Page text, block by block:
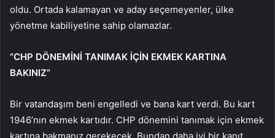
oldu. Ortada kalamayan ve aday seçemeyenler, ülke
yönetme kabiliyetine sahip olamazlar.
“CHP DÖNEMİNİ TANIMAK İÇİN EKMEK KARTINA
BAKINIZ”
Bir vatandaşım beni engelledi ve bana kart verdi. Bu kart
1946’nın ekmek kartıdır. CHP dönemini tanımak için ekmek
kartına bakmanız gerekecek. Bundan daha iyi bir kanıt